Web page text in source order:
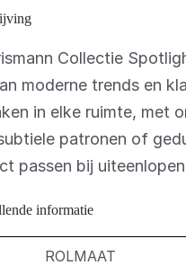
Collectie
moderne trends en
in elke ruimte, met
patronen of
passen bij
informatie
ROLMAAT